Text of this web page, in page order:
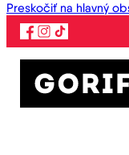
Preskočiť na hlavný